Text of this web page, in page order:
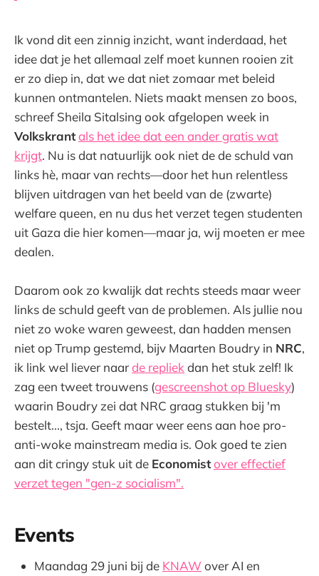
Ik vond dit een zinnig inzicht, want inderdaad, het
idee dat je het allemaal zelf moet kunnen rooien zit
er zo diep in, dat we dat niet zomaar met beleid
kunnen ontmantelen. Niets maakt mensen zo boos,
schreef Sheila Sitalsing ook afgelopen week in
Volkskrantals het idee dat een ander gratis wat
krijgt. Nu is dat natuurlijk ook niet de de schuld van
links hè, maar van rechts—door het hun relentless
blijven uitdragen van het beeld van de (zwarte)
welfare queen, en nu dus het verzet tegen studenten
uit Gaza die hier komen—maar ja, wij moeten er mee
dealen.
Daarom ook zo kwalijk dat rechts steeds maar weer
links de schuld geeft van de problemen. Als jullie nou
niet zo woke waren geweest, dan hadden mensen
niet op Trump gestemd, bijv Maarten Boudry in NRC,
ik link wel liever naarde repliekdan het stuk zelf! Ik
zag een tweet trouwens (gescreenshot op Bluesky)
waarin Boudry zei dat NRC graag stukken bij 'm
bestelt..., tsja. Geeft maar weer eens aan hoe pro-
anti-woke mainstream media is. Ook goed te zien
aan dit cringy stuk uit de Economistover effectief
verzet tegen "gen-z socialism".
Events
Maandag 29 juni bij de KNAWover AI en